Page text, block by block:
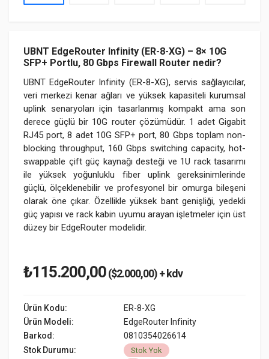
UBNT EdgeRouter Infinity (ER-8-XG) – 8× 10G
SFP+ Portlu, 80 Gbps Firewall Router nedir?
UBNT EdgeRouter Infinity (ER-8-XG), servis sağlayıcılar,
veri merkezi kenar ağları ve yüksek kapasiteli kurumsal
uplink senaryoları için tasarlanmış kompakt ama son
derece güçlü bir 10G router çözümüdür. 1 adet Gigabit
RJ45 port, 8 adet 10G SFP+ port, 80 Gbps toplam non-
blocking throughput, 160 Gbps switching capacity, hot-
swappable çift güç kaynağı desteği ve 1U rack tasarımı
ile yüksek yoğunluklu fiber uplink gereksinimlerinde
güçlü, ölçeklenebilir ve profesyonel bir omurga bileşeni
olarak öne çıkar. Özellikle yüksek bant genişliği, yedekli
güç yapısı ve rack kabin uyumu arayan işletmeler için üst
düzey bir EdgeRouter modelidir.
₺115.200,00($2.000,00) + kdv
Ürün Kodu:
ER-8-XG
Ürün Modeli:
EdgeRouter Infinity
Barkod:
0810354026614
Stok Durumu:
Stok Yok